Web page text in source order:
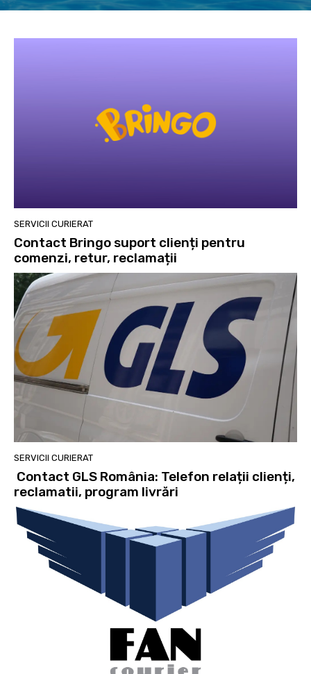
SERVICII CURIERAT
Contact Bringo suport clienți pentru
comenzi, retur, reclamații
SERVICII CURIERAT
Contact GLS România: Telefon relații clienți,
reclamatii, program livrări